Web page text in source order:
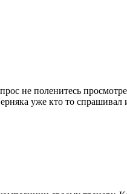
не поленитесь
уже кто то